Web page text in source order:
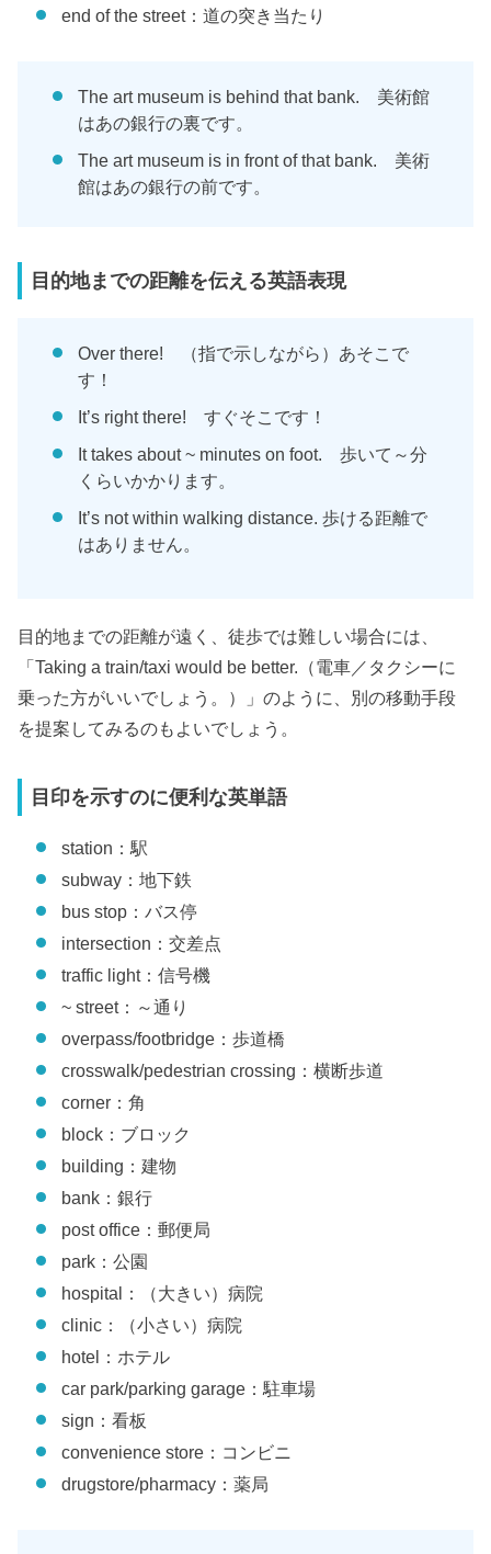
end of the street：道の突き当たり
The art museum is behind that bank. 美術館
はあの銀行の裏です。
The art museum is in front of that bank. 美術
館はあの銀行の前です。
目的地までの距離を伝える英語表現
Over there! （指で示しながら）あそこで
す！
It’s right there! すぐそこです！
It takes about ~ minutes on foot. 歩いて～分
くらいかかります。
It’s not within walking distance. 歩ける距離で
はありません。
目的地までの距離が遠く、徒歩では難しい場合には、
「Taking a train/taxi would be better.（電車／タクシーに
乗った方がいいでしょう。）」のように、別の移動手段
を提案してみるのもよいでしょう。
目印を示すのに便利な英単語
station：駅
subway：地下鉄
bus stop：バス停
intersection：交差点
traffic light：信号機
~ street：～通り
overpass/footbridge：歩道橋
crosswalk/pedestrian crossing：横断歩道
corner：角
block：ブロック
building：建物
bank：銀行
post office：郵便局
park：公園
hospital：（大きい）病院
clinic：（小さい）病院
hotel：ホテル
car park/parking garage：駐車場
sign：看板
convenience store：コンビニ
drugstore/pharmacy：薬局